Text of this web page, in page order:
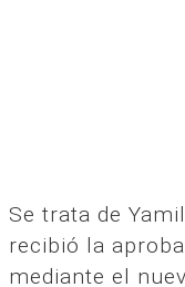
Se trata de
recibió la
mediante el